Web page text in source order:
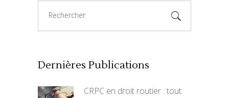
for:
Dernières Publications
CRPC en droit routier : tout